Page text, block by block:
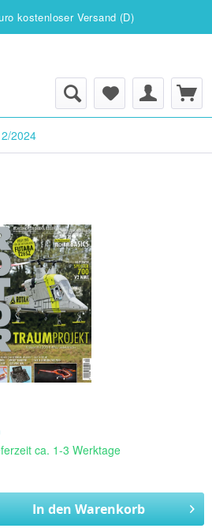
kostenloser Versand (D)
2024
ca. 1-3 Werktage
In denWarenkorb